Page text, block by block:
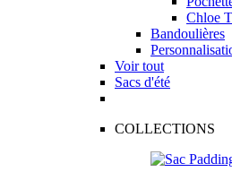
Chloe
Bandoulières
Voir tout
Sacs d'été
COLLECTIONS